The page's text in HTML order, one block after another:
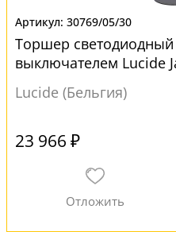
30769/05/30
Торшер
выключателем Lucide
LED лампами
Lucide (Бельгия)
23 966 ₽